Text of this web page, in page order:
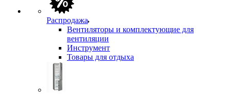
Распродажа
Вентиляторы и комплектующие для
вентиляции
Инструмент
Товары для отдыха